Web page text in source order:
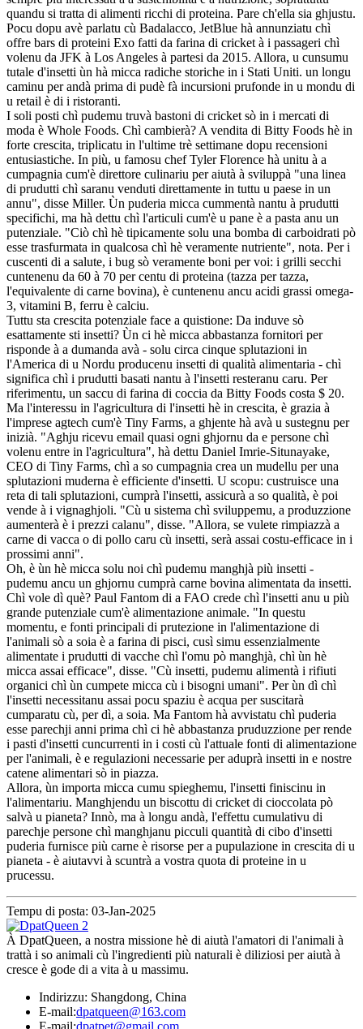
quandu si tratta di alimenti ricchi di proteina. Pare ch'ella sia ghjustu.
Pocu dopu avè parlatu cù Badalacco, JetBlue hà annunziatu chì
offre bars di proteini Exo fatti da farina di cricket à i passageri chì
volenu da JFK à Los Angeles à partesi da 2015. Allora, u cunsumu
tutale d'insetti ùn hà micca radiche storiche in i Stati Uniti. un longu
caminu per andà prima di pudè fà incursioni prufonde in u mondu di
u retail è di i ristoranti.
I soli posti chì pudemu truvà bastoni di cricket sò in i mercati di
moda è Whole Foods. Chì cambierà? A vendita di Bitty Foods hè in
forte crescita, triplicatu in l'ultime trè settimane dopu recensioni
entusiastiche. In più, u famosu chef Tyler Florence hà unitu à a
cumpagnia cum'è direttore culinariu per aiutà à sviluppà "una linea
di prudutti chì saranu venduti direttamente in tuttu u paese in un
annu", disse Miller. Ùn puderia micca cummentà nantu à prudutti
specifichi, ma hà dettu chì l'articuli cum'è u pane è a pasta anu un
putenziale. "Ciò chì hè tipicamente solu una bomba di carboidrati pò
esse trasfurmata in qualcosa chì hè veramente nutriente", nota. Per i
cuscenti di a salute, i bug sò veramente boni per voi: i grilli secchi
cuntenenu da 60 à 70 per centu di proteina (tazza per tazza,
l'equivalente di carne bovina), è cuntenenu ancu acidi grassi omega-
3, vitamini B, ferru è calciu.
Tuttu sta crescita potenziale face a quistione: Da induve sò
esattamente sti insetti? Ùn ci hè micca abbastanza fornitori per
risponde à a dumanda avà - solu circa cinque splutazioni in
l'America di u Nordu producenu insetti di qualità alimentaria - chì
significa chì i prudutti basati nantu à l'insetti resteranu caru. Per
riferimentu, un saccu di farina di coccia da Bitty Foods costa $ 20.
Ma l'interessu in l'agricultura di l'insetti hè in crescita, è grazia à
l'imprese agtech cum'è Tiny Farms, a ghjente hà avà u sustegnu per
inizià. "Aghju ricevu email quasi ogni ghjornu da e persone chì
volenu entre in l'agricultura", hà dettu Daniel Imrie-Situnayake,
CEO di Tiny Farms, chì a so cumpagnia crea un mudellu per una
splutazioni muderna è efficiente d'insetti. U scopu: custruisce una
reta di tali splutazioni, cumprà l'insetti, assicurà a so qualità, è poi
vende à i vignaghjoli. "Cù u sistema chì sviluppemu, a produzzione
aumenterà è i prezzi calanu", disse. "Allora, se vulete rimpiazzà a
carne di vacca o di pollo caru cù insetti, serà assai costu-efficace in i
prossimi anni".
Oh, è ùn hè micca solu noi chì pudemu manghjà più insetti -
pudemu ancu un ghjornu cumprà carne bovina alimentata da insetti.
Chì vole dì què? Paul Fantom di a FAO crede chì l'insetti anu u più
grande putenziale cum'è alimentazione animale. "In questu
momentu, e fonti principali di prutezione in l'alimentazione di
l'animali sò a soia è a farina di pisci, cusì simu essenzialmente
alimentate i prudutti di vacche chì l'omu pò manghjà, chì ùn hè
micca assai efficace", disse. "Cù insetti, pudemu alimentà i rifiuti
organici chì ùn cumpete micca cù i bisogni umani". Per ùn dì chì
l'insetti necessitanu assai pocu spaziu è acqua per suscitarà
cumparatu cù, per dì, a soia. Ma Fantom hà avvistatu chì puderia
esse parechji anni prima chì ci hè abbastanza pruduzzione per rende
i pasti d'insetti cuncurrenti in i costi cù l'attuale fonti di alimentazione
per l'animali, è e regulazioni necessarie per aduprà insetti in e nostre
catene alimentari sò in piazza.
Allora, ùn importa micca cumu spieghemu, l'insetti finiscinu in
l'alimentariu. Manghjendu un biscottu di cricket di cioccolata pò
salvà u pianeta? Innò, ma à longu andà, l'effettu cumulativu di
parechje persone chì manghjanu picculi quantità di cibo d'insetti
puderia furnisce più carne è risorse per a pupulazione in crescita di u
pianeta - è aiutavvi à scuntrà a vostra quota di proteine ​​​​in u
prucessu.
Tempu di posta: 03-Jan-2025
À DpatQueen, a nostra missione hè di aiutà l'amatori di l'animali à
trattà i so animali cù l'ingredienti più naturali è diliziosi per aiutà à
cresce è gode di a vita à u massimu.
Indirizzu: Shangdong, China
E-mail:dpatqueen@163.com
E-mail:dpatpet@gmail.com